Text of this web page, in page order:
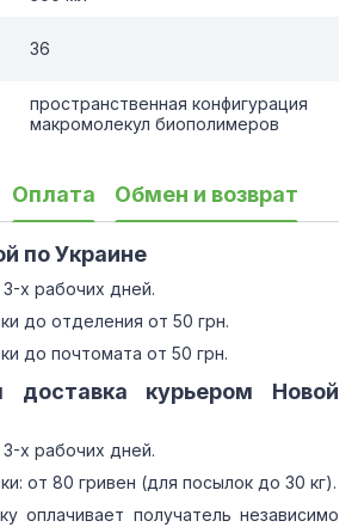
36
пространственная конфигурация
макромолекул биополимеров
Оплата Обмен и возврат
по Украине
х рабочих дней.
до отделения от 50 грн.
до почтомата от 50 грн.
курьером Новой
х рабочих дней.
от 80 гривен (для посылок до 30 кг).
оплачивает получатель независимо